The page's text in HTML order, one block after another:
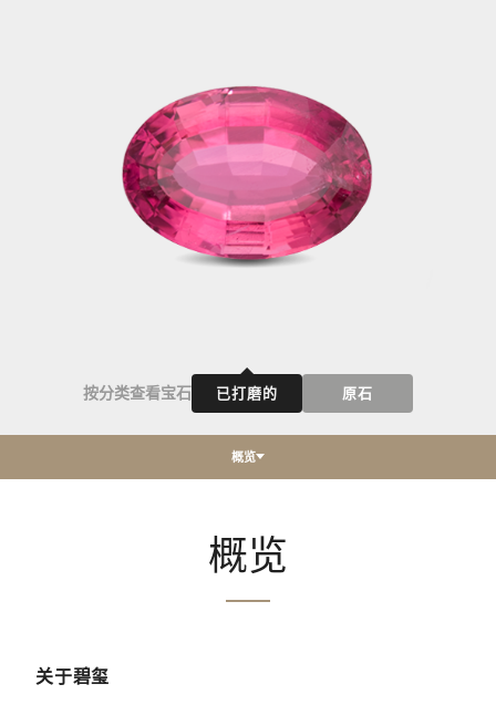
按分类查看宝石 已打磨的 原石
概览
概览
关于碧玺